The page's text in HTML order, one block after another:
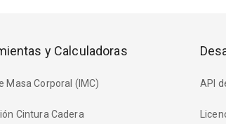
y Calculadoras
Masa Corporal (IMC)
Cintura Cadera
API